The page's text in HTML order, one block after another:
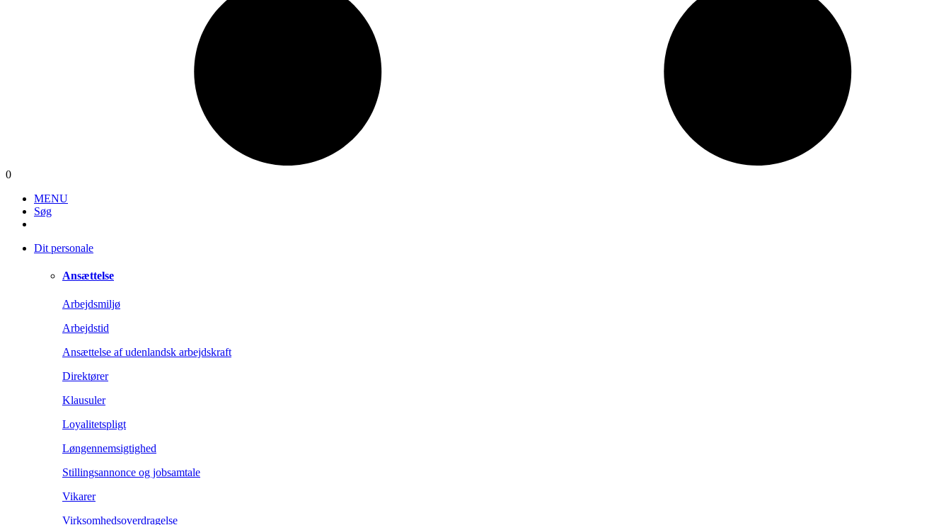
0
MENU
Søg
Dit personale
Ansættelse
Arbejdsmiljø
Arbejdstid
Ansættelse af udenlandsk arbejdskraft
Direktører
Klausuler
Loyalitetspligt
Løngennemsigtighed
Stillingsannonce og jobsamtale
Vikarer
Virksomhedsoverdragelse